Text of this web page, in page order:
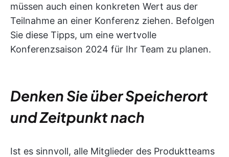
müssen auch einen konkreten Wert aus der
Teilnahme an einer Konferenz ziehen. Befolgen
Sie diese Tipps, um eine wertvolle
Konferenzsaison 2024 für Ihr Team zu planen.
Denken Sie über Speicherort
und Zeitpunkt nach
Ist es sinnvoll, alle Mitglieder des Produktteams